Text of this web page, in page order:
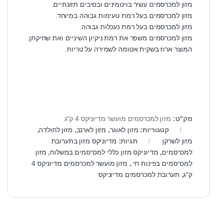
מזון למכרסמים עשיר בויטמינים ובסיבים תזונתיים.
מזון למכרסמים בעל רמת טעימות גבוהה במיוחד.
מזון למכרסמים בעל רמת נעכלות גבוהה.
מזון למכרסמים משפר את רמת ניקיון השיניים ואת שחיקתן.
המוצר ארוז בשקית אטומה לשמירה על טריות.
מק"ט: מזון למכרסמים מועשר מדיוניקס 4 ק"ג
קטגוריות: מזון לאוגר, מזון לארנב, מזון לחולדה,
מזון לשרקן
תגיות: מדיוניקס מזון בתערובת
למכרסמים, מדיוניקס מזון כללי למכרסמים במשלוח, מזון
למכרסמים בפינות חי.,
מזון מועשר למכרסמים מדיוניקס 4
ק"ג, תערובת למכרסמים מדיוניקס